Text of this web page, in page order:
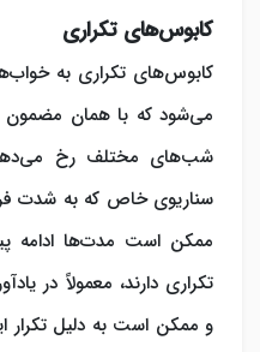
کابوس‌های تکراری
کابوس‌های تکراری به
می‌شود که با همان مضمون
شب‌های مختلف رخ
سناریوی خاص که به شدت
ممکن است مدت‌ها ادامه
تکراری دارند، معمولاً در
و ممکن است به دلیل تکرار